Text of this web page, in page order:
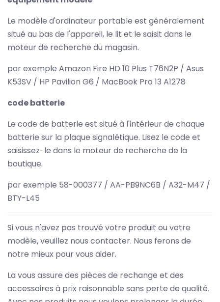
Le modèle d'ordinateur portable est généralement
situé au bas de l'appareil, le lit et le saisit dans le
moteur de recherche du magasin.
par exemple Amazon Fire HD 10 Plus T76N2P / Asus
K53SV / HP Pavilion G6 / MacBook Pro 13 A1278
code batterie
Le code de batterie est situé à l'intérieur de chaque
batterie sur la plaque signalétique. Lisez le code et
saisissez-le dans le moteur de recherche de la
boutique.
par exemple 58-000377 / AA-PB9NC6B / A32-M47 /
BTY-L45
Si vous n'avez pas trouvé votre produit ou votre
modèle, veuillez nous contacter. Nous ferons de
notre mieux pour vous aider.
La vous assure des pièces de rechange et des
accessoires à prix raisonnable sans perte de qualité.